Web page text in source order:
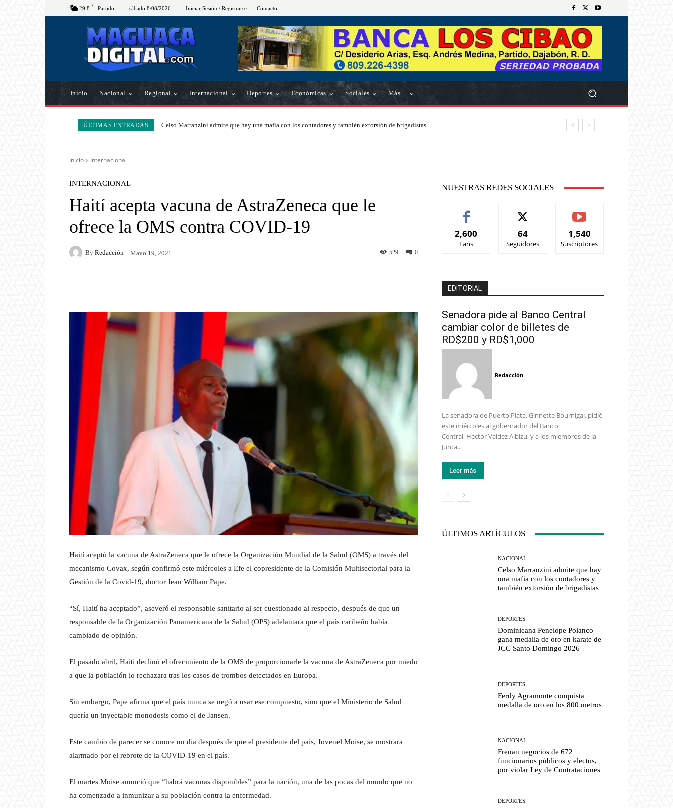
29.8 C Partido sábado 8/08/2026 Iniciar Sesión / Registrarse Contacto
Inicio Nacional Regional Internacional Deportes Económicas Sociales Más…
ÚLTIMAS ENTRADAS Celso Marranzini admite que hay una mafia con los contadores y también extorsión de brigadistas
Inicio Internacional
INTERNACIONAL
Haití acepta vacuna de AstraZeneca que le
ofrece la OMS contra COVID-19
By Redacción Mayo 19, 2021 0
529
Haití aceptó la vacuna de AstraZeneca que le ofrece la Organización Mundial de la Salud (OMS) a través del
mecanismo Covax, según confirmó este miércoles a Efe el copresidente de la Comisión Multisectorial para la
Gestión de la Covid-19, doctor Jean William Pape.
“Sí, Haití ha aceptado”, aseveró el responsable sanitario al ser cuestionado al respecto, después de que un
responsable de la Organización Panamericana de la Salud (OPS) adelantara que el país caribeño había
cambiado de opinión.
El pasado abril, Haití declinó el ofrecimiento de la OMS de proporcionarle la vacuna de AstraZeneca por miedo
a que la población lo rechazara tras los casos de trombos detectados en Europa.
Sin embargo, Pape afirma que el país nunca se negó a usar ese compuesto, sino que el Ministerio de Salud
quería un inyectable monodosis como el de Jansen.
Este cambio de parecer se conoce un día después de que el presidente del país, Jovenel Moise, se mostrara
alarmado por el rebrote de la COVID-19 en el país.
El martes Moise anunció que “habrá vacunas disponibles” para la nación, una de las pocas del mundo que no
ha comenzado a inmunizar a su población contra la enfermedad.
NUESTRAS REDES SOCIALES
2,600
Fans
64
Seguidores
1,540
Suscriptores
EDITORIAL
Senadora pide al Banco Central
cambiar color de billetes de
RD$200 y RD$1,000
Redacción
La senadora de Puerto Plata, Ginnette Bournigal, pidió
este miércoles al gobernador del Banco
Central, Héctor Valdez Albizu, y a los miembros de la
Junta...
Leer más
ÚLTIMOS ARTÍCULOS
NACIONAL
Celso Marranzini admite que hay
una mafia con los contadores y
también extorsión de brigadistas
DEPORTES
Dominicana Penelope Polanco
gana medalla de oro en karate de
JCC Santo Domingo 2026
DEPORTES
Ferdy Agramonte conquista
medalla de oro en los 800 metros
NACIONAL
Frenan negocios de 672
funcionarios públicos y electos,
por violar Ley de Contrataciones
DEPORTES